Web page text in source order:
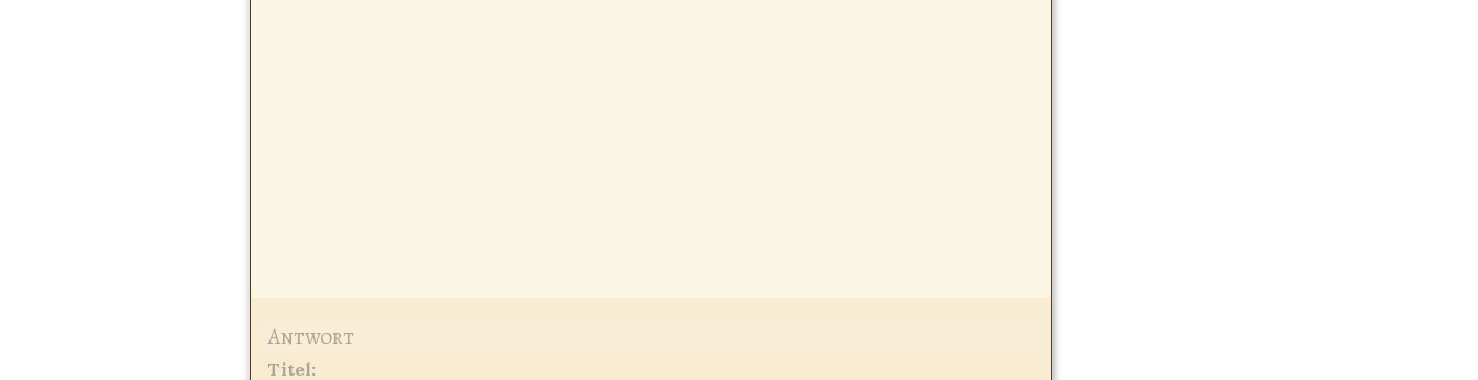
Antwort
Titel: